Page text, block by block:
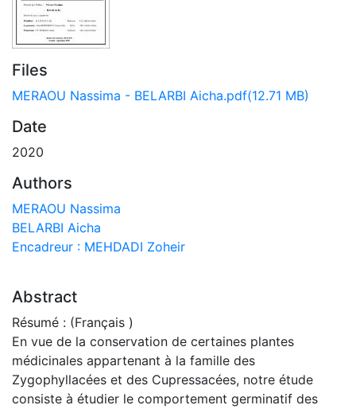
Files
MERAOU Nassima - BELARBI Aicha.pdf(12.71 MB)
Date
2020
Authors
MERAOU Nassima
BELARBI Aicha
Encadreur : MEHDADI Zoheir
Abstract
Résumé : (Français )
En vue de la conservation de certaines plantes
médicinales appartenant à la famille des
Zygophyllacées et des Cupressacées, notre étude
consiste à étudier le comportement germinatif des